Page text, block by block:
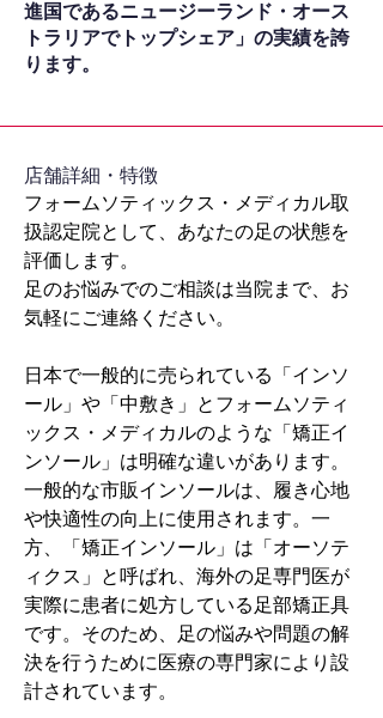
進国であるニュージーランド・オース
トラリアでトップシェア」の実績を誇
ります。
​店舗詳細・特徴
フォームソティックス・メディカル取
扱認定院として、あなたの足の状態を
評価します。
足のお悩みでのご相談は当院まで、お
気軽にご連絡ください。
日本で一般的に売られている「インソ
ール」や「中敷き」とフォームソティ
ックス・メディカルのような「矯正イ
ンソール」は明確な違いがあります。
一般的な市販インソールは、履き心地
や快適性の向上に使用されます。一
方、「矯正インソール」は「オーソテ
ィクス」と呼ばれ、海外の足専門医が
実際に患者に処方している足部矯正具
です。そのため、足の悩みや問題の解
決を行うために医療の専門家により設
計されています。